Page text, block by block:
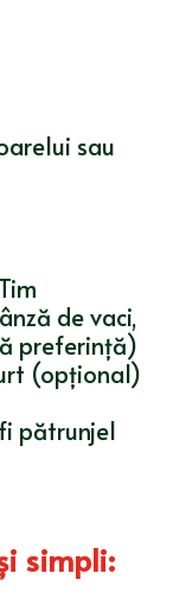
sau
de vaci,
preferință)
(opțional)
pătrunjel
simpli: